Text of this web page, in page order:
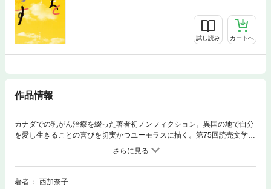
試し読み カートへ
作品情報
カナダでの乳がん治療を綴った著者初ノンフィクション。異国の地で自分
を愛し生きることの喜びを切実かつユーモラスに描く。第75回読売文学
賞、書店員が選ぶノンフィクション大賞オールタイムベスト受賞
著者
西加奈子